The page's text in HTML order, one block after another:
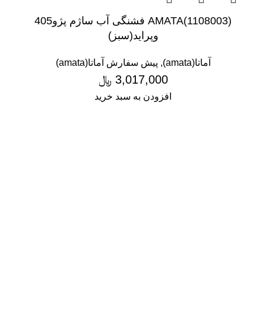
(1108003)AMATA فشنگی آب ساژم پژو405
وپراید(سبز)
آماتا(amata) , پیش سفارش آماتا(amata)
3,017,000 ﷼
افزودن به سبد خرید